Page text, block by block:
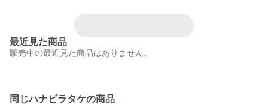
最近見た商品
販売中の最近見た商品はありません。
同じハナビラタケの商品